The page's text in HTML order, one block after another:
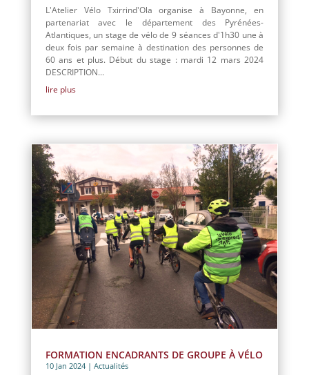
L'Atelier Vélo Txirrind'Ola organise à Bayonne, en
partenariat avec le département des Pyrénées-
Atlantiques, un stage de vélo de 9 séances d'1h30 une à
deux fois par semaine à destination des personnes de
60 ans et plus. Début du stage : mardi 12 mars 2024
DESCRIPTION...
lire plus
FORMATION ENCADRANTS DE GROUPE À VÉLO
10 Jan 2024| Actualités